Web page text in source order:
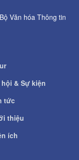
Văn hóa Thông tin
hội & Sự kiện
tức
thiệu
ích